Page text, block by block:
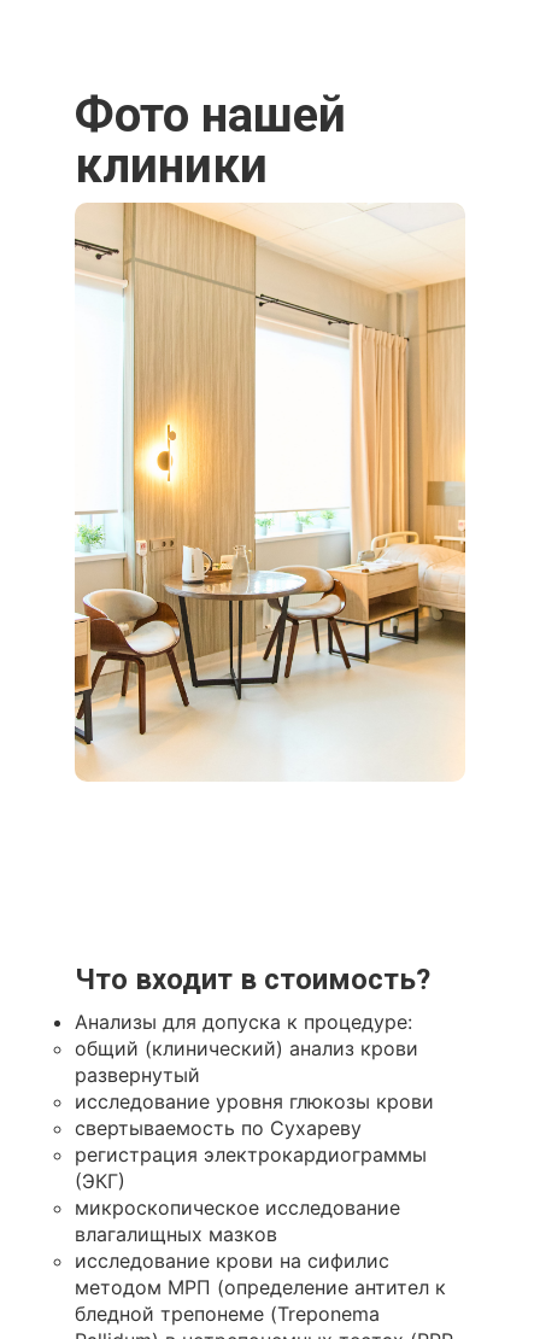
Фото нашей
клиники
Что входит в стоимость?
Анализы для допуска к процедуре:
общий (клинический) анализ крови
развернутый
исследование уровня глюкозы крови
свертываемость по Сухареву
регистрация электрокардиограммы
(ЭКГ)
микроскопическое исследование
влагалищных мазков
исследование крови на сифилис
методом МРП (определение антител к
бледной трепонеме (Treponema